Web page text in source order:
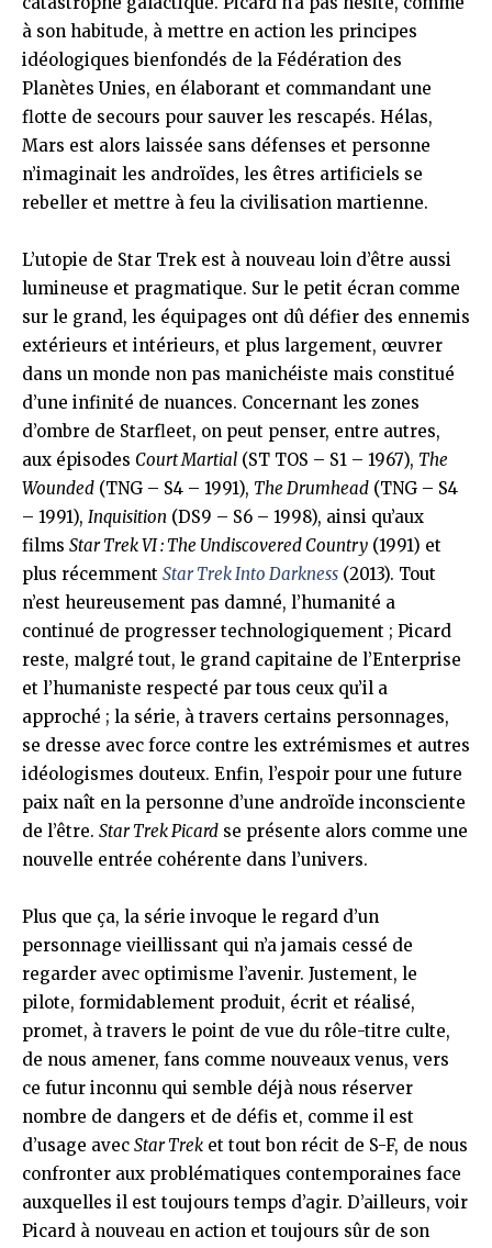
à son habitude, à mettre en action les principes
idéologiques bienfondés de la Fédération des
Planètes Unies, en élaborant et commandant une
flotte de secours pour sauver les rescapés. Hélas,
Mars est alors laissée sans défenses et personne
n’imaginait les androïdes, les êtres artificiels se
rebeller et mettre à feu la civilisation martienne.
L’utopie de Star Trek est à nouveau loin d’être aussi
lumineuse et pragmatique. Sur le petit écran comme
sur le grand, les équipages ont dû défier des ennemis
extérieurs et intérieurs, et plus largement, œuvrer
dans un monde non pas manichéiste mais constitué
d’une infinité de nuances. Concernant les zones
d’ombre de Starfleet, on peut penser, entre autres,
aux épisodes Court Martial (ST TOS – S1 – 1967), The
Wounded (TNG – S4 – 1991), The Drumhead (TNG – S4
– 1991), Inquisition (DS9 – S6 – 1998), ainsi qu’aux
films Star Trek VI : The Undiscovered Country (1991) et
plus récemment Star Trek Into Darkness (2013). Tout
n’est heureusement pas damné, l’humanité a
continué de progresser technologiquement ; Picard
reste, malgré tout, le grand capitaine de l’Enterprise
et l’humaniste respecté par tous ceux qu’il a
approché ; la série, à travers certains personnages,
se dresse avec force contre les extrémismes et autres
idéologismes douteux. Enfin, l’espoir pour une future
paix naît en la personne d’une androïde inconsciente
de l’être. Star Trek Picard se présente alors comme une
nouvelle entrée cohérente dans l’univers.
Plus que ça, la série invoque le regard d’un
personnage vieillissant qui n’a jamais cessé de
regarder avec optimisme l’avenir. Justement, le
pilote, formidablement produit, écrit et réalisé,
promet, à travers le point de vue du rôle-titre culte,
de nous amener, fans comme nouveaux venus, vers
ce futur inconnu qui semble déjà nous réserver
nombre de dangers et de défis et, comme il est
d’usage avec Star Trek et tout bon récit de S-F, de nous
confronter aux problématiques contemporaines face
auxquelles il est toujours temps d’agir. D’ailleurs, voir
Picard à nouveau en action et toujours sûr de son